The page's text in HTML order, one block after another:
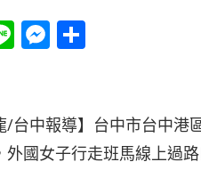
LineMessenger
/台中報導】台中市台中
外國女子行走班馬線上過